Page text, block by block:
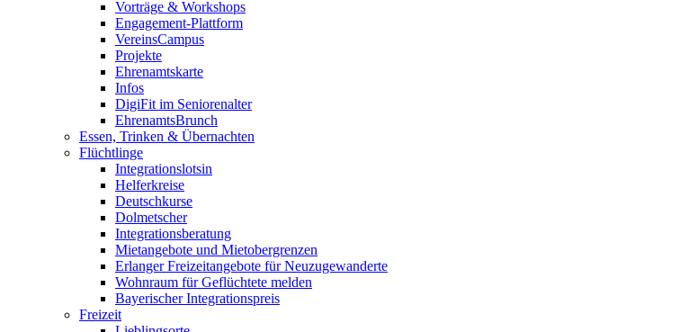
Vorträge & Workshops
Engagement-Plattform
VereinsCampus
Projekte
Ehrenamtskarte
Infos
DigiFit im Seniorenalter
EhrenamtsBrunch
Essen, Trinken & Übernachten
Flüchtlinge
Integrationslotsin
Helferkreise
Deutschkurse
Dolmetscher
Integrationsberatung
Mietangebote und Mietobergrenzen
Erlanger Freizeitangebote für Neuzugewanderte
Wohnraum für Geflüchtete melden
Bayerischer Integrationspreis
Freizeit